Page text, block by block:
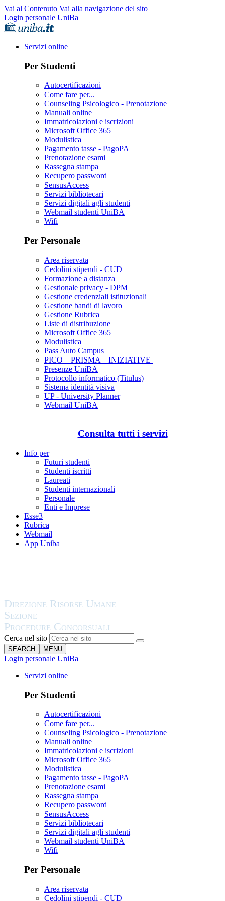
Vai al Contenuto Vai alla navigazione del sito
Login personale UniBa
Servizi online
Per Studenti
Autocertificazioni
Come fare per...
Counseling Psicologico - Prenotazione
Manuali online
Immatricolazioni e iscrizioni
Microsoft Office 365
Modulistica
Pagamento tasse - PagoPA
Prenotazione esami
Rassegna stampa
Recupero password
SensusAccess
Servizi bibliotecari
Servizi digitali agli studenti
Webmail studenti UniBA
Wifi
Per Personale
Area riservata
Cedolini stipendi - CUD
Formazione a distanza
Gestionale privacy - DPM
Gestione credenziali istituzionali
Gestione bandi di lavoro
Gestione Rubrica
Liste di distribuzione
Microsoft Office 365
Modulistica
Pass Auto Campus
PICO – PRISMA – INIZIATIVE
Presenze UniBA
Protocollo informatico (Titulus)
Sistema identità visiva
UP - University Planner
Webmail UniBA
Consulta tutti i servizi
Info per
Futuri studenti
Studenti iscritti
Laureati
Studenti internazionali
Personale
Enti e Imprese
Esse3
Rubrica
Webmail
App Uniba
Cerca nel sito
SEARCH MENU
Login personale UniBa
Servizi online
Per Studenti
Autocertificazioni
Come fare per...
Counseling Psicologico - Prenotazione
Manuali online
Immatricolazioni e iscrizioni
Microsoft Office 365
Modulistica
Pagamento tasse - PagoPA
Prenotazione esami
Rassegna stampa
Recupero password
SensusAccess
Servizi bibliotecari
Servizi digitali agli studenti
Webmail studenti UniBA
Wifi
Per Personale
Area riservata
Cedolini stipendi - CUD